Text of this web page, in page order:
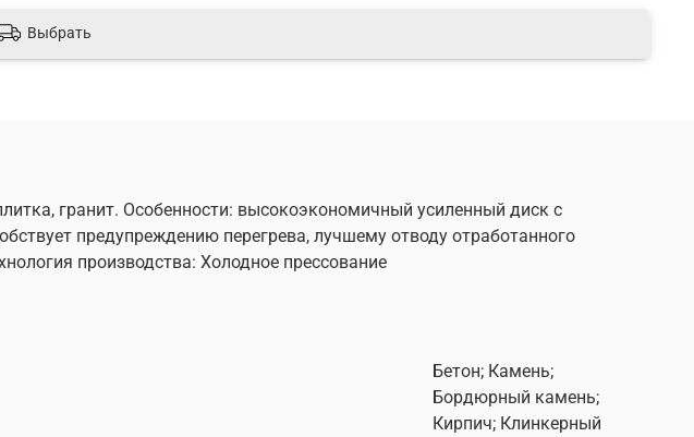
Выбрать
гранит. Особенности: высокоэкономичный усиленный диск с
предупреждению перегрева, лучшему отводу отработанного
производства: Холодное прессование
Бетон; Камень;
Бордюрный камень;
Кирпич; Клинкерный